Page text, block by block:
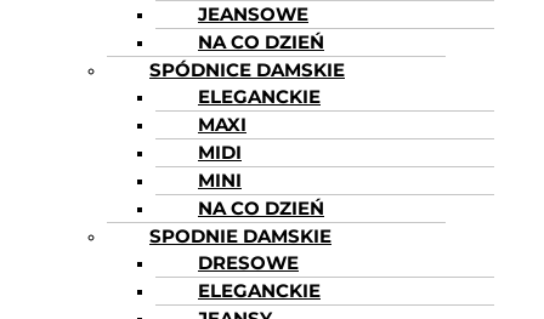
JEANSOWE
NA CO DZIEŃ
SPÓDNICE DAMSKIE
ELEGANCKIE
MAXI
MIDI
MINI
NA CO DZIEŃ
SPODNIE DAMSKIE
DRESOWE
ELEGANCKIE